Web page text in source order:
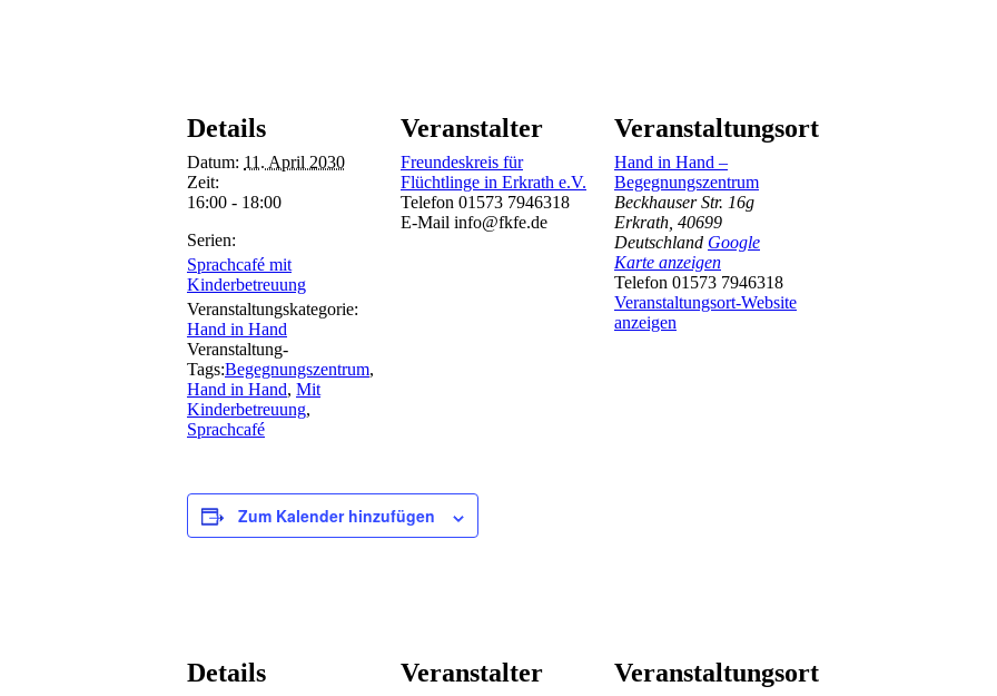
Details
Datum: 11. April 2030
Zeit:
16:00 - 18:00
Serien:
Sprachcafé mit
Kinderbetreuung
Veranstaltungskategorie:
Hand in Hand
Veranstaltung-
Tags:Begegnungszentrum,
Hand in Hand, Mit
Kinderbetreuung,
Sprachcafé
Veranstalter
Freundeskreis für
Flüchtlinge in Erkrath e.V.
Telefon 01573 7946318
E-Mail info@fkfe.de
Veranstaltungsort
Hand in Hand –
Begegnungszentrum
Beckhauser Str. 16g
Erkrath 40699
Deutschland Google
Karte anzeigen
Telefon 01573 7946318
Veranstaltungsort-Website
anzeigen
Zum Kalender hinzufügen
Details Veranstalter Veranstaltungsort